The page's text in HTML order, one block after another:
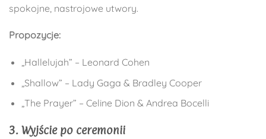
spokojne, nastrojowe utwory.
Propozycje:
„Hallelujah” – Leonard Cohen
„Shallow” – Lady Gaga & Bradley Cooper
„The Prayer” – Celine Dion & Andrea Bocelli
3. Wyjście po ceremonii